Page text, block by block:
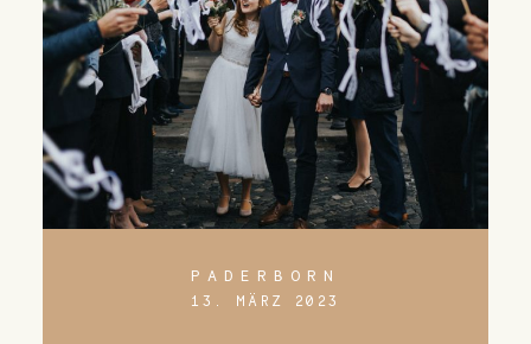
PADERBORN
13. MÄRZ 2023